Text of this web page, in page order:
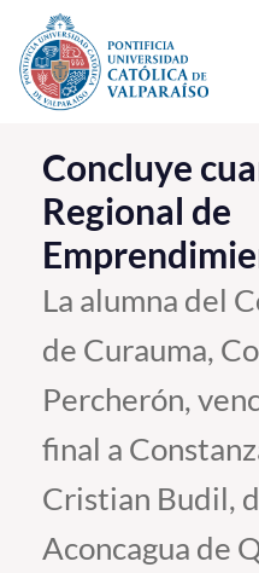
Click acá para ir directamente
La Universidad
Investigación, Creación e
PUCV Internacional
Vinculación con el Medio
Admisión
Pregrado
Concluye
Regional de
La alumna del
de Curauma,
Percherón,
final a
Cristian Budil,
Aconcagua de